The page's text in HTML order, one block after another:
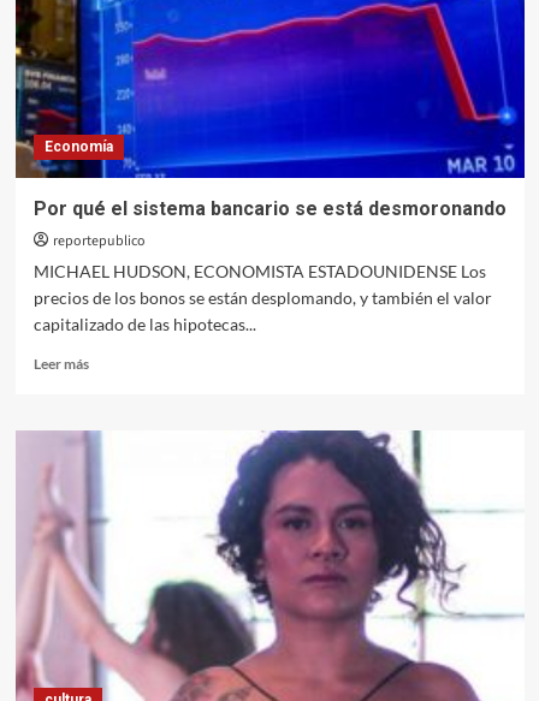
la
mayor
quiebra
desde
la
crisis
de
Economía
Por qué el sistema bancario se está desmoronando
reportepublico
MICHAEL HUDSON, ECONOMISTA ESTADOUNIDENSE Los
precios de los bonos se están desplomando, y también el valor
capitalizado de las hipotecas...
Leer másLeer
Por
bancario
desmoronando